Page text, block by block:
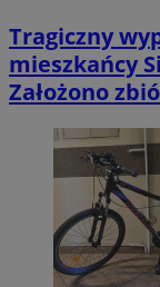
Tragiczny
mieszkańcy
Założono